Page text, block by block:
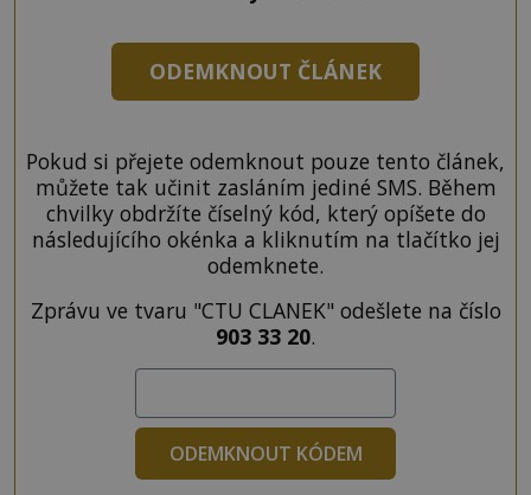
ODEMKNOUT ČLÁNEK
Pokud si přejete odemknout pouze tento článek,
můžete tak učinit zasláním jediné SMS. Během
chvilky obdržíte číselný kód, který opíšete do
následujícího okénka a kliknutím na tlačítko jej
odemknete.
Zprávu ve tvaru "CTU CLANEK" odešlete na číslo
903 33 20.
ODEMKNOUT KÓDEM